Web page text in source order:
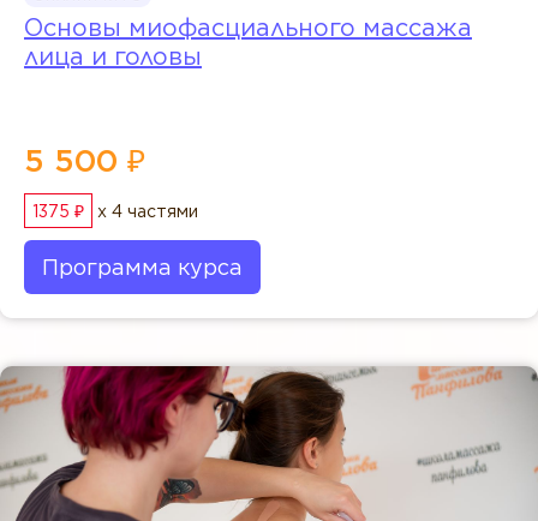
Основы миофасциального массажа
лица и головы
5 500 ₽
1375 ₽ x 4 частями
Программа курса